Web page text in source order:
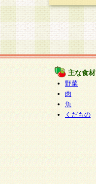
主な食材
野菜
肉
魚
くだもの